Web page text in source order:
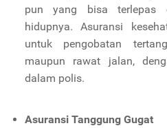
pun yang bisa terlepas
hidupnya. Asuransi
untuk pengobatan
maupun rawat jalan,
dalam polis.
Asuransi Tanggung Gugat